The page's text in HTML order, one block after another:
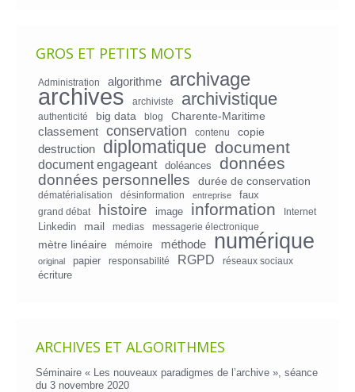
GROS ET PETITS MOTS
Administration algorithme archivage
archives archiviste archivistique
authenticité big data blog
Charente-Maritime
classement
conservation contenu
copie
destruction
diplomatique document
document engageant doléances données
données personnelles durée de conservation
dématérialisation désinformation entreprise faux
grand débat histoire image information Internet
Linkedin mail medias messagerie électronique
mètre linéaire mémoire méthode numérique
original papier responsabilité RGPD réseaux sociaux
écriture
ARCHIVES ET ALGORITHMES
Séminaire « Les nouveaux paradigmes de l’archive », séance
du 3 novembre 2020